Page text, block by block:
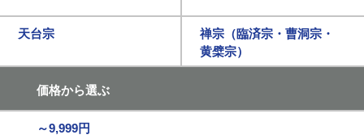
天台宗
禅宗（臨済宗・曹洞宗・
黄檗宗）
価格から選ぶ
～9,999円